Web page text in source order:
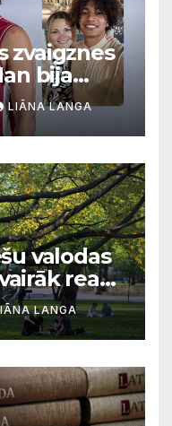
zvaigznes
bija
LIĀNA LANGA
valodas
reaģē
LANGA